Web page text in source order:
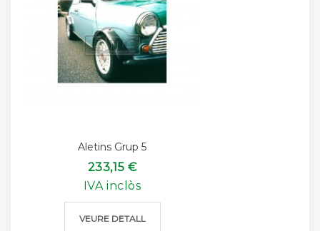
Aletins Grup 5
233,15 €
IVA inclòs
VEURE DETALL